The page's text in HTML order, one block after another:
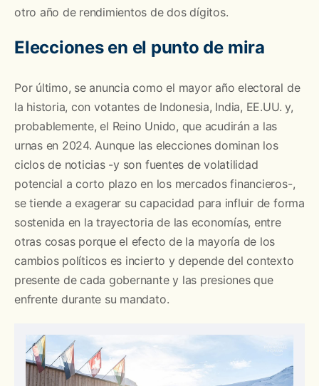
otro año de rendimientos de dos dígitos.
Elecciones en el punto de mira
Por último, se anuncia como el mayor año electoral de
la historia, con votantes de Indonesia, India, EE.UU. y,
probablemente, el Reino Unido, que acudirán a las
urnas en 2024. Aunque las elecciones dominan los
ciclos de noticias -y son fuentes de volatilidad
potencial a corto plazo en los mercados financieros-,
se tiende a exagerar su capacidad para influir de forma
sostenida en la trayectoria de las economías, entre
otras cosas porque el efecto de la mayoría de los
cambios políticos es incierto y depende del contexto
presente de cada gobernante y las presiones que
enfrente durante su mandato.